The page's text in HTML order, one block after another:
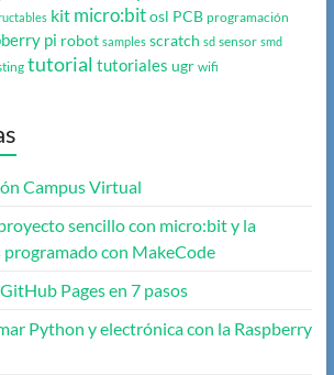
kit micro:bit osl PCB programación
pi robot samples scratch sd sensor smd
tutorial tutoriales ugr wifi
Campus Virtual
sencillo con micro:bit y la
programado con MakeCode
Pages en 7 pasos
Python y electrónica con la Raspberry